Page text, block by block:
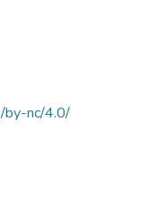
by-nc/4.0/